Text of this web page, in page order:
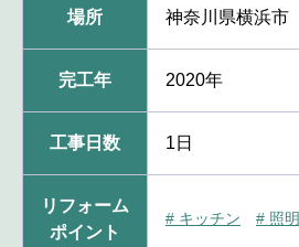
場所 神奈川県横浜市
完工年 2020年
工事日数 1日
リフォーム
ポイント
# キッチン # 照明